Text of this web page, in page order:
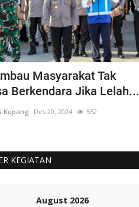
Masyarakat Tak
Berkendara Jika Lelah...
Kupang Des 20, 2024 552
KEGIATAN
August 2026